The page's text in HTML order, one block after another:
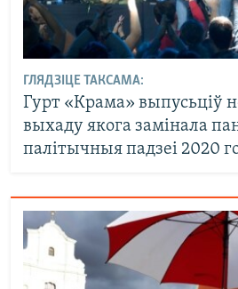
ГЛЯДЗІЦЕ ТАКСАМА:
Гурт «Крама» выпусьціў
выхаду якога замінала
палітычныя падзеі 2020